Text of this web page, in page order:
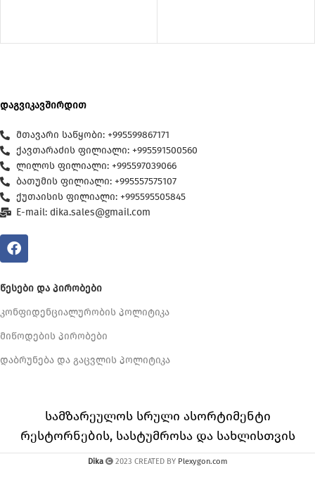
დაგვიკავშირდით
მთავარი საწყობი: +995599867171
ქავთარაძის ფილიალი: +995591500560
ლილოს ფილიალი: +995597039066
ბათუმის ფილიალი: +995557575107
ქუთაისის ფილიალი: +995595505845
E-mail: dika.sales@gmail.com
ᲬᲔᲡᲔᲑᲘ ᲓᲐ ᲞᲘᲠᲝᲑᲔᲑᲘ
კონფიდენციალურობის პოლიტიკა
მიწოდების პირობები
დაბრუნება და გაცვლის პოლიტიკა
სამზარეულოს სრული ასორტიმენტი
რესტორნების, სასტუმროსა და სახლისთვის
Dika 2023 CREATED BY Plexygon.com